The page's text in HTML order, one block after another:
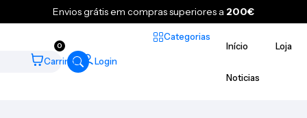
Envios grátis em compras superiores a 200€
0
Carrinho Login
Categorias
Início
Loja
Noticias